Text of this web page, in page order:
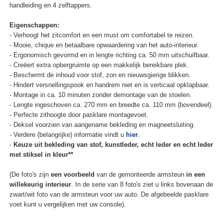
handleiding en 4 zelftappers.
Eigenschappen:
- Verhoogt het zitcomfort en een must om comfortabel te reizen.
- Mooie, chique en betaalbare opwaardering van het auto-interieur.
- Ergonomisch gevormd en in lengte richting ca. 50 mm uitschuifbaar.
- Creëert extra opbergruimte op een makkelijk bereikbare plek.
- Beschermt de inhoud voor stof, zon en nieuwsgierige blikken.
- Hindert versnellingspook en handrem niet en is verticaal opklapbaar.
- Montage in ca. 10 minuten zonder demontage van de stoelen.
- Lengte ingeschoven ca. 270 mm en breedte ca. 110 mm (bovendeel).
- Perfecte zithoogte door pasklare montagevoet.
- Deksel voorzien van aangename bekleding en magneetsluiting.
- Verdere (belangrijke) informatie vindt u hier.
- Keuze uit bekleding van stof, kunstleder, echt leder en echt leder
met stiksel in kleur**
(De foto's zijn een voorbeeld van de gemonteerde armsteun in een
willekeurig interieur. In de serie van 8 foto's ziet u links bovenaan de
zwart/wit foto van de armsteun voor uw auto. De afgebeelde pasklare
voet kunt u vergelijken met uw console).